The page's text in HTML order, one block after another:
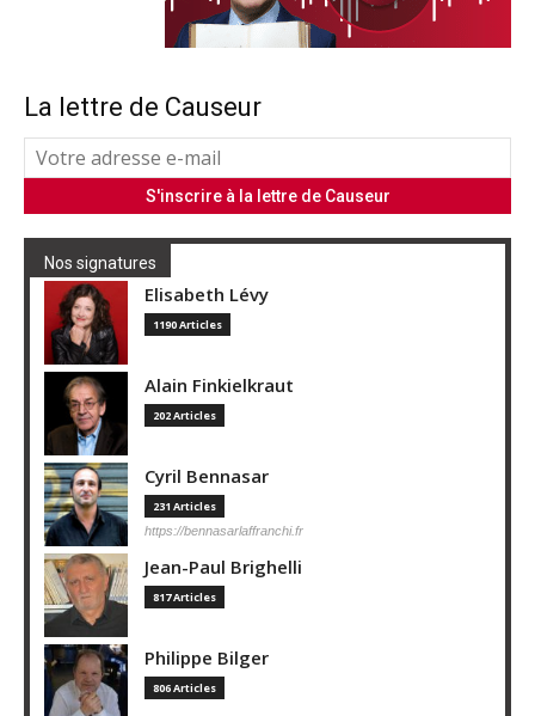
La lettre de Causeur
Nos signatures
Elisabeth Lévy
1190 Articles
Alain Finkielkraut
202 Articles
Cyril Bennasar
231 Articles
https://bennasarlaffranchi.fr
Jean-Paul Brighelli
817 Articles
Philippe Bilger
806 Articles